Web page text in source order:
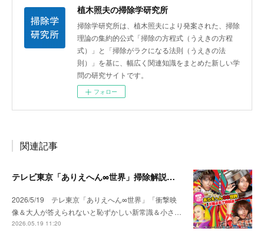
植木照夫の掃除学研究所
掃除学研究所は、植木照夫により発案された、掃除
理論の集約的公式「掃除の方程式（うえきの方程
式）」と「掃除がラクになる法則（うえきの法
則）」を基に、幅広く関連知識をまとめた新しい学
問の研究サイトです。
フォロー
関連記事
テレビ東京「ありえへん∞世界」掃除解説出演
2026/5/19 テレ東京「ありえへん∞世界」「衝撃映
像＆大人が答えられないと恥ずかしい新常識＆小さ…
2026.05.19 11:20